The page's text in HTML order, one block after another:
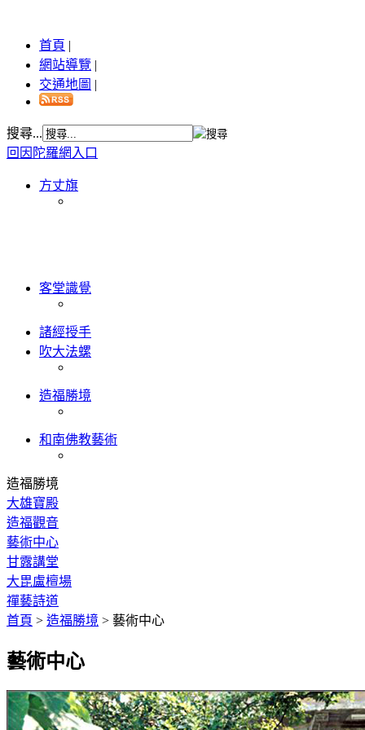
首頁 |
網站導覽 |
交通地圖 |
搜尋...
回因陀羅網入口
方丈旗
客堂識覺
諸經授手
吹大法螺
造福勝境
和南佛教藝術
造福勝境
大雄寶殿
造福觀音
藝術中心
甘露講堂
大毘盧檀場
禪藝詩道
首頁 > 造福勝境 > 藝術中心
藝術中心